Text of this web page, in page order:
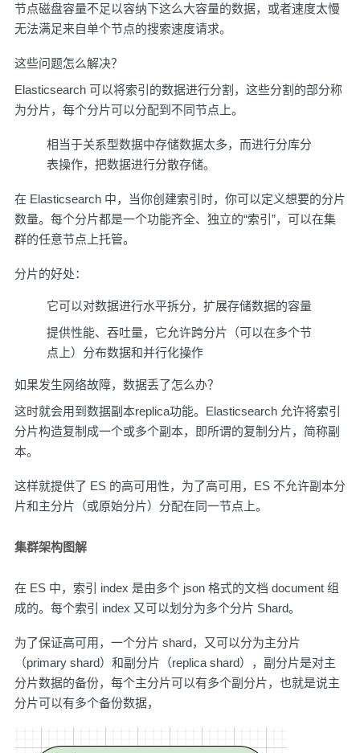
节点磁盘容量不足以容纳下这么大容量的数据，或者速度太慢
无法满足来自单个节点的搜索速度请求。
这些问题怎么解决？
Elasticsearch 可以将索引的数据进行分割，这些分割的部分称
为分片，每个分片可以分配到不同节点上。
相当于关系型数据中存储数据太多，而进行分库分
表操作，把数据进行分散存储。
在 Elasticsearch 中，当你创建索引时，你可以定义想要的分片
数量。每个分片都是一个功能齐全、独立的“索引”，可以在集
群的任意节点上托管。
分片的好处：
它可以对数据进行水平拆分，扩展存储数据的容量
提供性能、吞吐量，它允许跨分片（可以在多个节
点上）分布数据和并行化操作
如果发生网络故障，数据丢了怎么办？
这时就会用到数据副本replica功能。Elasticsearch 允许将索引
分片构造复制成一个或多个副本，即所谓的复制分片，简称副
本。
这样就提供了 ES 的高可用性，为了高可用，ES 不允许副本分
片和主分片（或原始分片）分配在同一节点上。
集群架构图解
在 ES 中，索引 index 是由多个 json 格式的文档 document 组
成的。每个索引 index 又可以划分为多个分片 Shard。
为了保证高可用，一个分片 shard，又可以分为主分片
（primary shard）和副分片（replica shard），副分片是对主
分片数据的备份，每个主分片可以有多个副分片，也就是说主
分片可以有多个备份数据，